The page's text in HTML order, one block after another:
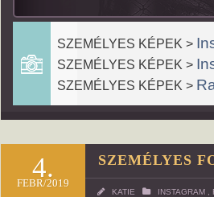
SZEMÉLYES KÉPEK >
SZEMÉLYES KÉPEK >
SZEMÉLYES KÉPEK >
4.
FEBR/2019
SZEMÉLYES
KATIE INSTAGRAM